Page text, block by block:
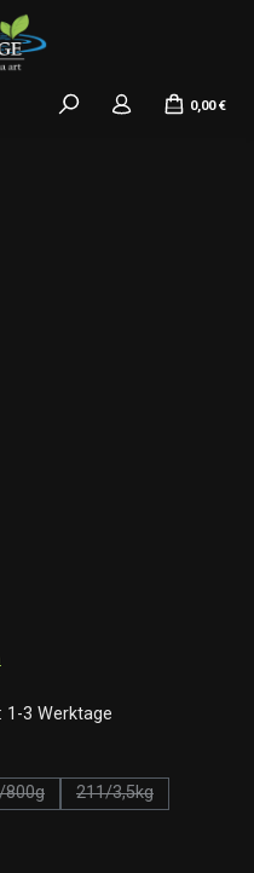
0,00 €
3 Werktage
ist zurzeit nicht verfügbar.)
800g
(Diese Option ist zurzeit nicht
211/3,5kg(Diese Option ist